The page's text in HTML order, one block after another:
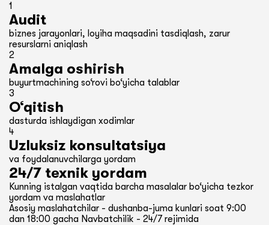
1
Audit
biznes jarayonlari, loyiha maqsadini tasdiqlash, zarur
resurslarni aniqlash
2
Amalga oshirish
buyurtmachining so‘rovi bo‘yicha talablar
3
O‘qitish
dasturda ishlaydigan xodimlar
4
Uzluksiz konsultatsiya
va foydalanuvchilarga yordam
24/7 texnik yordam
Kunning istalgan vaqtida barcha masalalar bo‘yicha tezkor
yordam va maslahatlar
Asosiy maslahatchilar - dushanba-juma kunlari soat 9:00
dan 18:00 gacha Navbatchilik - 24/7 rejimida